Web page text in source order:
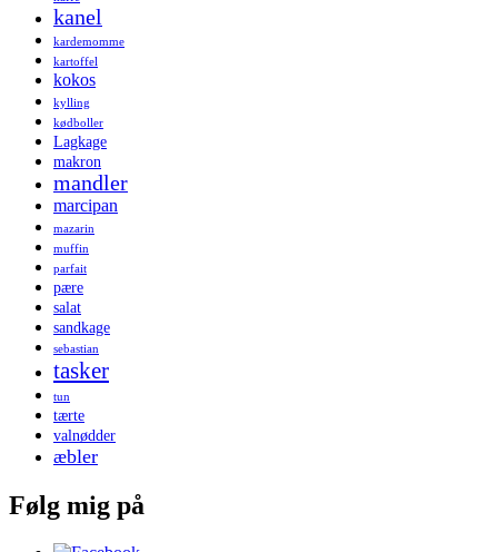
kanel
kardemomme
kartoffel
kokos
kylling
kødboller
Lagkage
makron
mandler
marcipan
mazarin
muffin
parfait
pære
salat
sandkage
sebastian
tasker
tun
tærte
valnødder
æbler
Følg mig på